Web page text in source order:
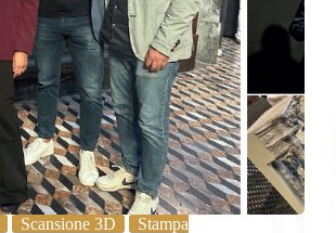
Scansione 3D
Stampa